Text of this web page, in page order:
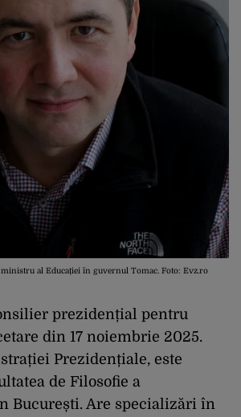
al Educației în guvernul Tomac. Foto: Evz.ro
prezidențial pentru
din 17 noiembrie 2025.
Prezidențiale, este
de Filosofie a
București. Are specializări în